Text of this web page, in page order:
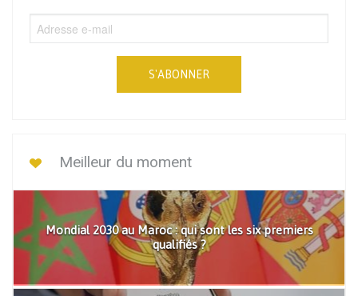
S'ABONNER
Meilleur du moment
Mondial 2030 au Maroc : qui sont les six premiers
qualifiés ?